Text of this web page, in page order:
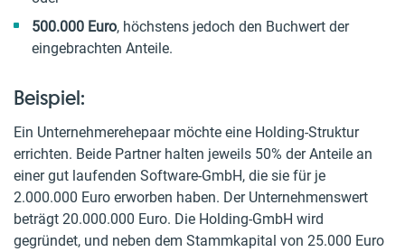
500.000 Euro, höchstens jedoch den Buchwert der
eingebrachten Anteile.
Beispiel:
Ein Unternehmerehepaar möchte eine Holding-Struktur
errichten. Beide Partner halten jeweils 50% der Anteile an
einer gut laufenden Software-GmbH, die sie für je
2.000.000 Euro erworben haben. Der Unternehmenswert
beträgt 20.000.000 Euro. Die Holding-GmbH wird
gegründet, und neben dem Stammkapital von 25.000 Euro